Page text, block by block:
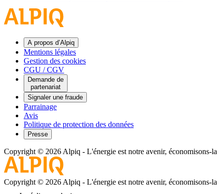
A propos d’Alpiq
Mentions légales
Gestion des cookies
CGU / CGV
Demande de
partenariat
Signaler une fraude
Parrainage
Avis
Politique de protection des données
Presse
Copyright © 2026 Alpiq - L'énergie est notre avenir, économisons-la
Copyright © 2026 Alpiq - L'énergie est notre avenir, économisons-la